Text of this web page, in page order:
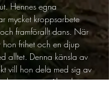
Hennes egna
mycket kroppsarbete
framförallt dans. När
frihet och en djup
alltet. Denna känsla av
vill hon dela med sig av
kroppens språk och